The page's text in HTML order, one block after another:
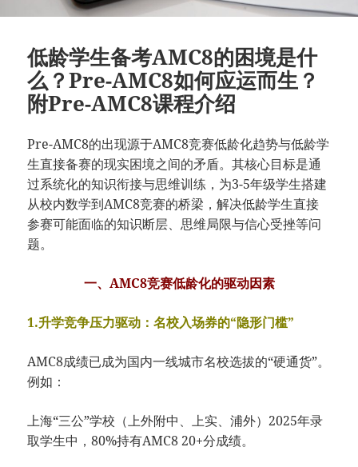
低龄学生备考AMC8的困境是什
么？Pre-AMC8如何应运而生？
附Pre-AMC8课程介绍
Pre-AMC8的出现源于AMC8竞赛低龄化趋势与低龄学
生直接备赛的现实困境之间的矛盾。其核心目标是通
过系统化的知识衔接与思维训练，为3-5年级学生搭建
从校内数学到AMC8竞赛的桥梁，解决低龄学生直接
参赛可能面临的知识断层、思维局限与信心受挫等问
题。
一、AMC8竞赛低龄化的驱动因素
1.升学竞争压力驱动：名校入场券的“隐形门槛”
AMC8成绩已成为国内一线城市名校选拔的“硬通货”。
例如：
上海“三公”学校（上外附中、上实、浦外）2025年录
取学生中，80%持有AMC8 20+分成绩。